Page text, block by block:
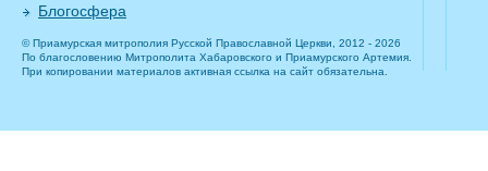
Блогосфера
© Приамурская митрополия Русской Православной Церкви, 2012 - 2026
По благословению Митрополита Хабаровского и Приамурского Артемия.
При копировании материалов активная ссылка на сайт обязательна.